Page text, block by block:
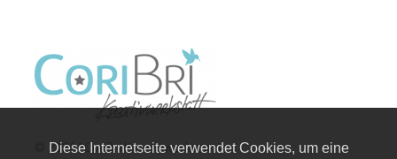
© 2026 | CoriBri Kreativwerkstatt
Diese Internetseite verwendet Cookies, um eine